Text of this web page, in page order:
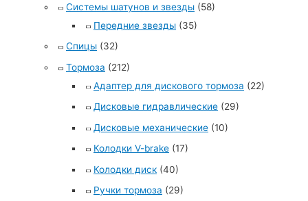
Системы шатунов и звезды (58)
Передние звезды (35)
Спицы (32)
Тормоза (212)
Адаптер для дискового тормоза (22)
Дисковые гидравлические (29)
Дисковые механические (10)
Колодки V-brake (17)
Колодки диск (40)
Ручки тормоза (29)